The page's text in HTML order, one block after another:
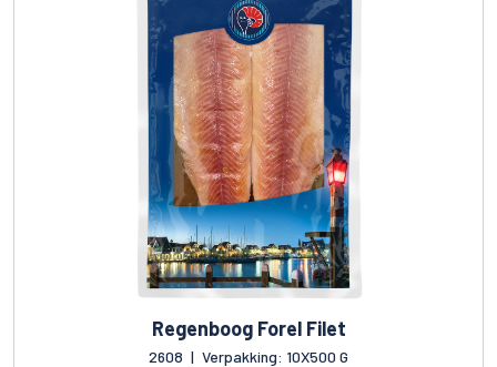
Regenboog Forel Filet
2608 | Verpakking: 10X500 G